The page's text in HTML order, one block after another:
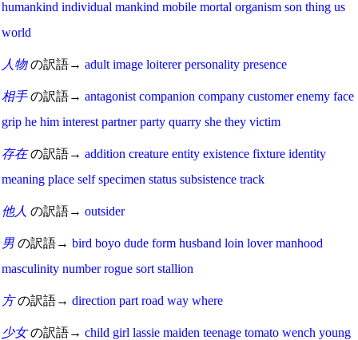
humankind individual mankind mobile mortal organism son thing us
world
人物の訳語→ adult image loiterer personality presence
相手の訳語→ antagonist companion company customer enemy face
grip he him interest partner party quarry she they victim
存在の訳語→ addition creature entity existence fixture identity
meaning place self specimen status subsistence track
他人 の訳語→ outsider
男 の訳語→ bird boyo dude form husband loin lover manhood
masculinity number rogue sort stallion
方の訳語→ direction part road way where
少女の訳語→ child girl lassie maiden teenage tomato wench young